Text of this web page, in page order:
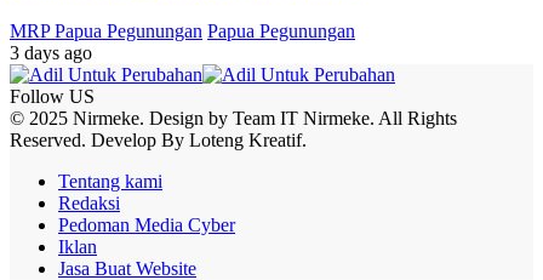
MRP Papua Pegunungan Papua Pegunungan
3 days ago
Follow US
© 2025 Nirmeke. Design by Team IT Nirmeke. All Rights
Reserved. Develop By Loteng Kreatif.
Tentang kami
Redaksi
Pedoman Media Cyber
Iklan
Jasa Buat Website